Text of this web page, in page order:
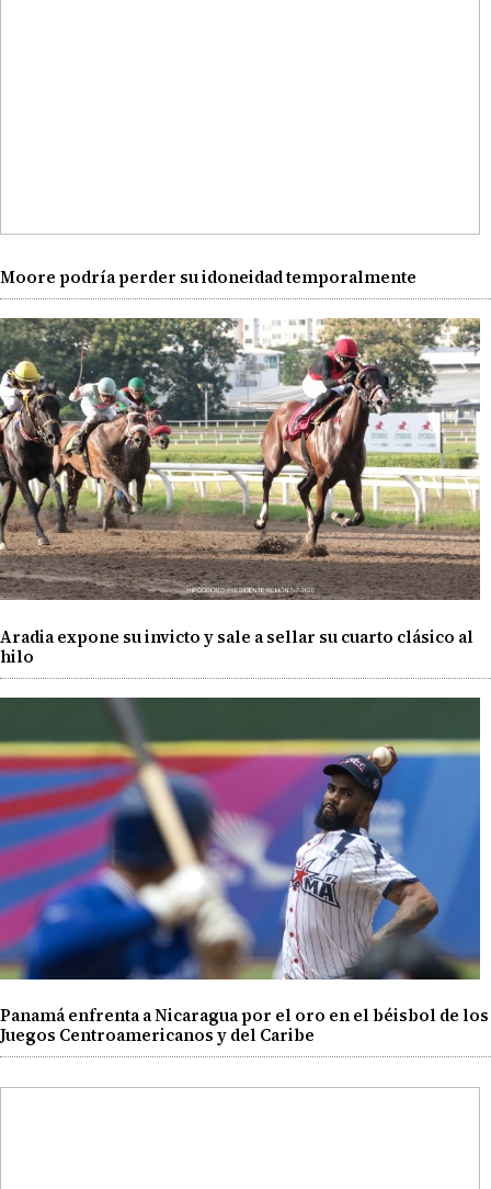
Moore podría perder su idoneidad temporalmente
Aradia expone su invicto y sale a sellar su cuarto clásico al
hilo
Panamá enfrenta a Nicaragua por el oro en el béisbol de los
Juegos Centroamericanos y del Caribe